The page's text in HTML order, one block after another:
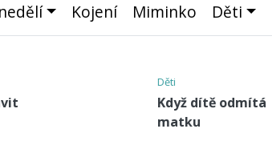
Kojení Miminko Děti
Příručka pro tatínky
nejdůležitější tipy